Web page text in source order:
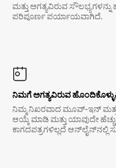
ಮತ್ತು ಅಗತ್ಯವಿರುವ
ಪರಿಪೂರ್ಣ ಪರ್ಯಾಯವಾಗಿದೆ.
ನಿಮಗೆ ಅಗತ್ಯವಿರುವ
ನಿಮ್ಮ ನಿಖರವಾದ ಮೂವ್-ಇನ್
ಆಯ್ಕೆ ಮಾಡಿ ಮತ್ತು ಯಾವುದೇ
ಕಾಗದಪತ್ರಗಳಿಲ್ಲದೆ ಆನ್‌ಲೈನ್‌ನಲ್ಲಿ